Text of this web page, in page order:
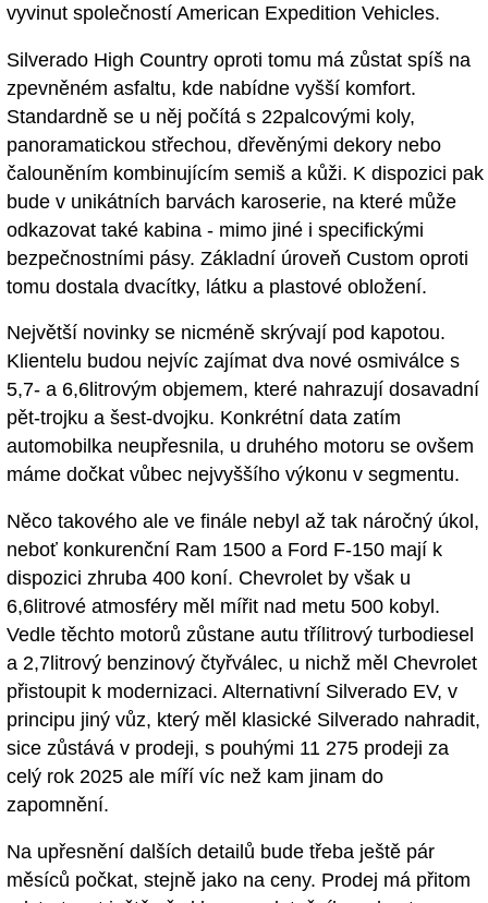
vyvinut společností American Expedition Vehicles.
Silverado High Country oproti tomu má zůstat spíš na
zpevněném asfaltu, kde nabídne vyšší komfort.
Standardně se u něj počítá s 22palcovými koly,
panoramatickou střechou, dřevěnými dekory nebo
čalouněním kombinujícím semiš a kůži. K dispozici pak
bude v unikátních barvách karoserie, na které může
odkazovat také kabina - mimo jiné i specifickými
bezpečnostními pásy. Základní úroveň Custom oproti
tomu dostala dvacítky, látku a plastové obložení.
Největší novinky se nicméně skrývají pod kapotou.
Klientelu budou nejvíc zajímat dva nové osmiválce s
5,7- a 6,6litrovým objemem, které nahrazují dosavadní
pět-trojku a šest-dvojku. Konkrétní data zatím
automobilka neupřesnila, u druhého motoru se ovšem
máme dočkat vůbec nejvyššího výkonu v segmentu.
Něco takového ale ve finále nebyl až tak náročný úkol,
neboť konkurenční Ram 1500 a Ford F-150 mají k
dispozici zhruba 400 koní. Chevrolet by však u
6,6litrové atmosféry měl mířit nad metu 500 kobyl.
Vedle těchto motorů zůstane autu třílitrový turbodiesel
a 2,7litrový benzinový čtyřválec, u nichž měl Chevrolet
přistoupit k modernizaci. Alternativní Silverado EV, v
principu jiný vůz, který měl klasické Silverado nahradit,
sice zůstává v prodeji, s pouhými 11 275 prodeji za
celý rok 2025 ale míří víc než kam jinam do
zapomnění.
Na upřesnění dalších detailů bude třeba ještě pár
měsíců počkat, stejně jako na ceny. Prodej má přitom